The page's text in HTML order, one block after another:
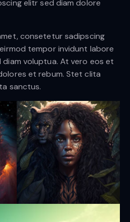
elitr sed diam dolore
consetetur sadipscing
tempor invidunt labore
voluptua. At vero eos et
et rebum. Stet clita
sanctus.